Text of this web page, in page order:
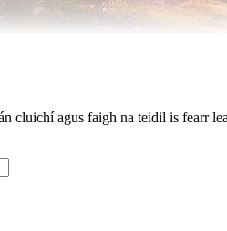
cluichí agus faigh na teidil is fearr